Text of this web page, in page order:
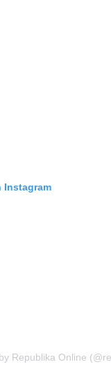
Instagram
Republika Online